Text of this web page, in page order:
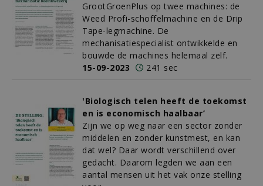
GrootGroenPlus op twee machines: de
Weed Profi-schoffelmachine en de Drip
Tape-legmachine. De
mechanisatiespecialist ontwikkelde en
bouwde de machines helemaal zelf.
15-09-2023
241 sec
'Biologisch telen heeft de toekomst
en is economisch haalbaar’
Zijn we op weg naar een sector zonder
middelen en zonder kunstmest, en kan
dat wel? Daar wordt verschillend over
gedacht. Daarom legden we aan een
aantal mensen uit het vak onze stelling